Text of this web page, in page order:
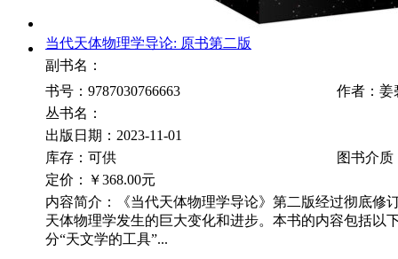
当代天体物理学导论: 原书第二版
副书名：
书号：9787030766663
作者：姜
丛书名：
出版日期：2023-11-01
库存：可供
图书介质
定价：
￥368.00元
内容简介：《当代天体物理学导论》第二版经过彻底修
天体物理学发生的巨大变化和进步。本书的内容包括以
分“天文学的工具”...